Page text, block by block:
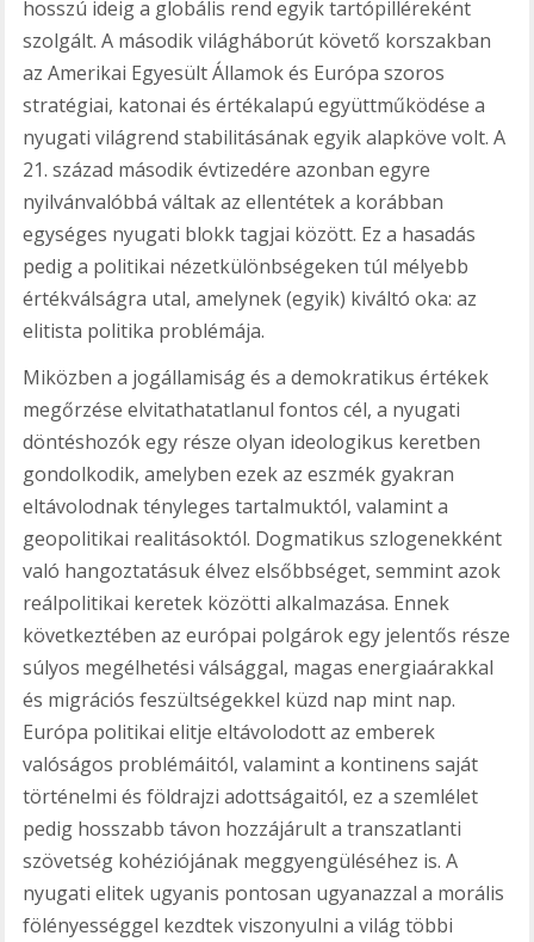
hosszú ideig a globális rend egyik tartópilléreként
szolgált. A második világháborút követő korszakban
az Amerikai Egyesült Államok és Európa szoros
stratégiai, katonai és értékalapú együttműködése a
nyugati világrend stabilitásának egyik alapköve volt. A
21. század második évtizedére azonban egyre
nyilvánvalóbbá váltak az ellentétek a korábban
egységes nyugati blokk tagjai között. Ez a hasadás
pedig a politikai nézetkülönbségeken túl mélyebb
értékválságra utal, amelynek (egyik) kiváltó oka: az
elitista politika problémája.
Miközben a jogállamiság és a demokratikus értékek
megőrzése elvitathatatlanul fontos cél, a nyugati
döntéshozók egy része olyan ideologikus keretben
gondolkodik, amelyben ezek az eszmék gyakran
eltávolodnak tényleges tartalmuktól, valamint a
geopolitikai realitásoktól. Dogmatikus szlogenekként
való hangoztatásuk élvez elsőbbséget, semmint azok
reálpolitikai keretek közötti alkalmazása. Ennek
következtében az európai polgárok egy jelentős része
súlyos megélhetési válsággal, magas energiaárakkal
és migrációs feszültségekkel küzd nap mint nap.
Európa politikai elitje eltávolodott az emberek
valóságos problémáitól, valamint a kontinens saját
történelmi és földrajzi adottságaitól, ez a szemlélet
pedig hosszabb távon hozzájárult a transzatlanti
szövetség kohéziójának meggyengüléséhez is. A
nyugati elitek ugyanis pontosan ugyanazzal a morális
fölényességgel kezdtek viszonyulni a világ többi